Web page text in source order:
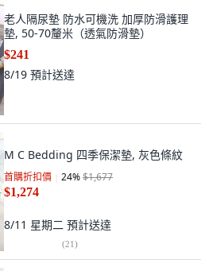
老人隔尿墊 防水可機洗 加厚防滑護理
墊, 50-70釐米（透氣防滑墊）
$241
8/19 預計送達
M C Bedding 四季保潔墊, 灰色條紋
首購折扣價 24%$1,677
$1,274
8/11 星期二 預計送達
(21)